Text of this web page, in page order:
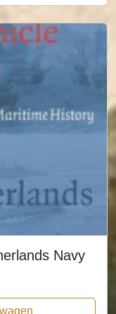
Navy